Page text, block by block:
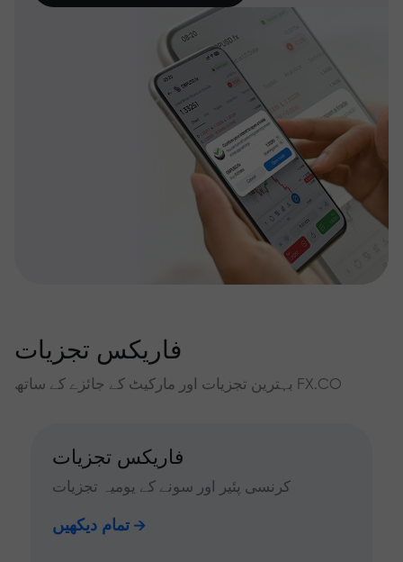
فاریکس تجزیات
بہترین تجزیات اور مارکیٹ کے جائزے کے ساتھ FX.CO
فاریکس تجزیات
کرنسی پئیر اور سونے کے یومیہ تجزیات
تمام دیکھیں